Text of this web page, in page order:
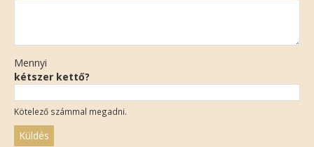
Mennyi
kétszer kettő?
Kötelező számmal megadni.